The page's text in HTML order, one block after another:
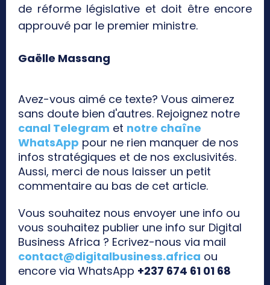
de réforme législative et doit être encore
approuvé par le premier ministre.
Gaëlle Massang
Avez-vous aimé ce texte? Vous aimerez
sans doute bien d'autres. Rejoignez notre
canal Telegram et notre chaîne
WhatsApp pour ne rien manquer de nos
infos stratégiques et de nos exclusivités.
Aussi, merci de nous laisser un petit
commentaire au bas de cet article.
Vous souhaitez nous envoyer une info ou
vous souhaitez publier une info sur Digital
Business Africa ? Ecrivez-nous via mail
contact@digitalbusiness.africa ou
encore via WhatsApp +237 674 61 01 68